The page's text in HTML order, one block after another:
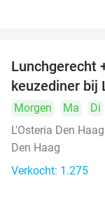
Lunchgerecht
keuzediner bij
Morgen Ma Di
L'Osteria Den Haag
Den Haag
Verkocht: 1.275